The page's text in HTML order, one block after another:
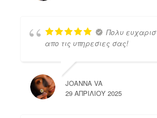
Πολυ
απο τις υπηρεσιες σας!
JOANNA VA
29 ΑΠΡΙΛΊΟΥ 2025